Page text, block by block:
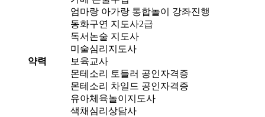
약력
엄마랑 아가랑 통합놀이 강좌진행
동화구연 지도사2급
독서논술 지도사
미술심리지도사
보육교사
몬테소리 토들러 공인자격증
몬테소리 차일드 공인자격증
유아체육놀이지도사
색채심리상담사